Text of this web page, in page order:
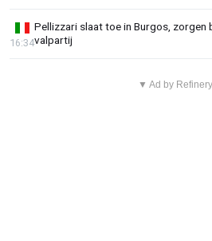
Pellizzari slaat toe in Burgos, zorgen
valpartij
16:34
▼ Ad by